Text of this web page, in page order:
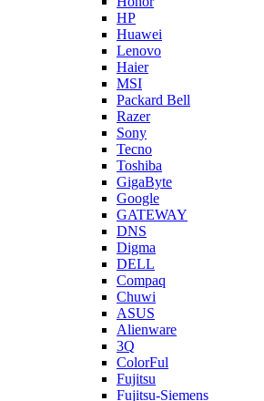
HP
Huawei
Lenovo
Haier
MSI
Packard Bell
Razer
Sony
Tecno
Toshiba
GigaByte
Google
GATEWAY
DNS
Digma
DELL
Compaq
Chuwi
ASUS
Alienware
3Q
ColorFul
Fujitsu
Fujitsu-Siemens